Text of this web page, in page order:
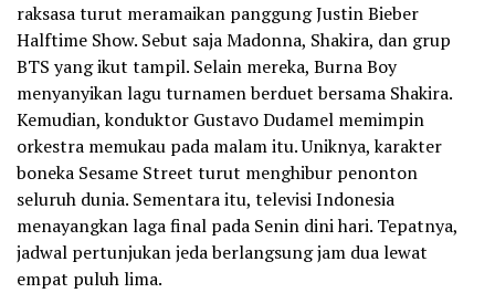
raksasa turut meramaikan panggung Justin Bieber
Halftime Show. Sebut saja Madonna, Shakira, dan grup
BTS yang ikut tampil. Selain mereka, Burna Boy
menyanyikan lagu turnamen berduet bersama Shakira.
Kemudian, konduktor Gustavo Dudamel memimpin
orkestra memukau pada malam itu. Uniknya, karakter
boneka Sesame Street turut menghibur penonton
seluruh dunia. Sementara itu, televisi Indonesia
menayangkan laga final pada Senin dini hari. Tepatnya,
jadwal pertunjukan jeda berlangsung jam dua lewat
empat puluh lima.